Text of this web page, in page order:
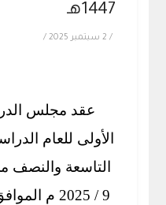
1447هـ
/ 2 سبتمبر 2025 /
عقد مجلس